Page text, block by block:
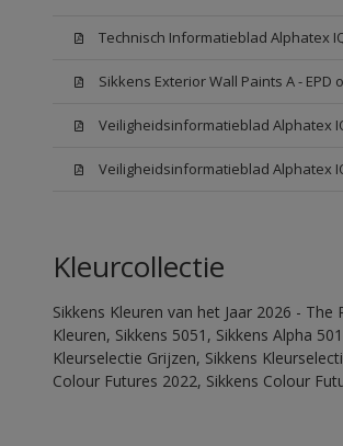
Technisch Informatieblad Alphatex
Sikkens Exterior Wall Paints A -
Veiligheidsinformatieblad Alphatex
Veiligheidsinformatieblad Alphatex
Kleurcollectie
Sikkens Kleuren van het Jaar 2026 -
Kleuren, Sikkens 5051, Sikkens Alpha
Kleurselectie Grijzen, Sikkens
Colour Futures 2022, Sikkens Colour